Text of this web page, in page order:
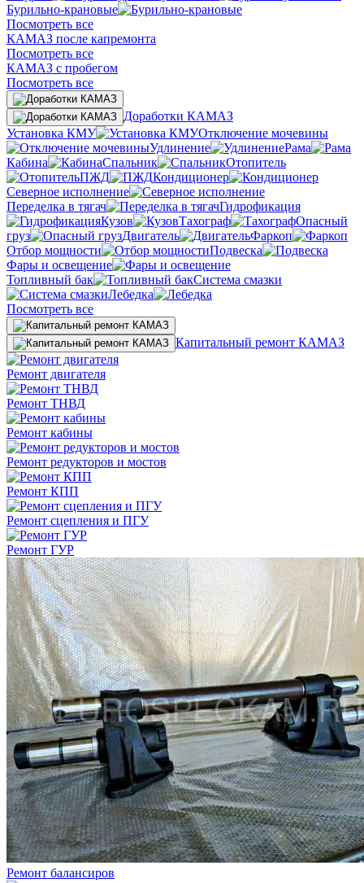
Бурильно-крановые
Посмотреть все
КАМАЗ после капремонта
Посмотреть все
КАМАЗ с пробегом
Посмотреть все
Доработки КАМАЗ
Установка КМУ
Отключение мочевины
Удлинение
Рама
Кабина
Спальник
Отопитель
ПЖД
Кондиционер
Северное исполнение
Переделка в тягач
Гидрофикация
Кузов
Тахограф
Опасный
груз
Двигатель
Фаркоп
Отбор мощности
Подвеска
Фары и освещение
Топливный бак
Система смазки
Лебедка
Посмотреть все
Капитальный ремонт КАМАЗ
Ремонт двигателя
Ремонт ТНВД
Ремонт кабины
Ремонт редукторов и мостов
Ремонт КПП
Ремонт сцепления и ПГУ
Ремонт ГУР
Ремонт балансиров